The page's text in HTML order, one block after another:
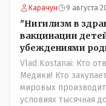
НЕОДНОКРАТНО,
Назарбая и
поста Президента.
Карачун 9 августа
"Нигилизм в
вакцинации
убеждениями
Vlad Kostanai: Кто
Медики! Кто
мировых
условиях тысячная